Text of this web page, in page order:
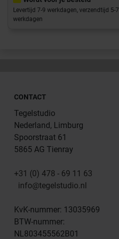
Levertijd 7-9 werkdagen, verzendtijd 5-7
werkdagen
CONTACT
Tegelstudio
Nederland, Limburg
Spoorstraat 61
5865 AG Tienray
+31 (0) 478 - 69 11 63
info@tegelstudio.nl
KvK-nummer: 13035969
BTW-nummer:
NL803455562B01